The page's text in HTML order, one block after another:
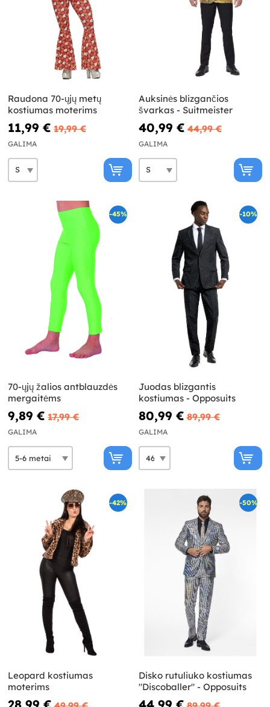
Raudona 70-ųjų metų
kostiumas moterims
11,99 € 19,99 €
GALIMA
Auksinės blizgančios
švarkas - Suitmeister
40,99 € 44,99 €
GALIMA
-45%
70-ųjų žalios antblauzdės
mergaitėms
9,89 € 17,99 €
GALIMA
-10%
Juodas blizgantis
kostiumas - Opposuits
80,99 € 89,99 €
GALIMA
-42%
Leopard kostiumas
moterims
-50%
Disko rutuliuko kostiumas
"Discoballer" - Opposuits